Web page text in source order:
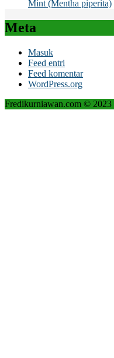
Mint (Mentha piperita)
Meta
Masuk
Feed entri
Feed komentar
WordPress.org
Fredikurniawan.com © 2023